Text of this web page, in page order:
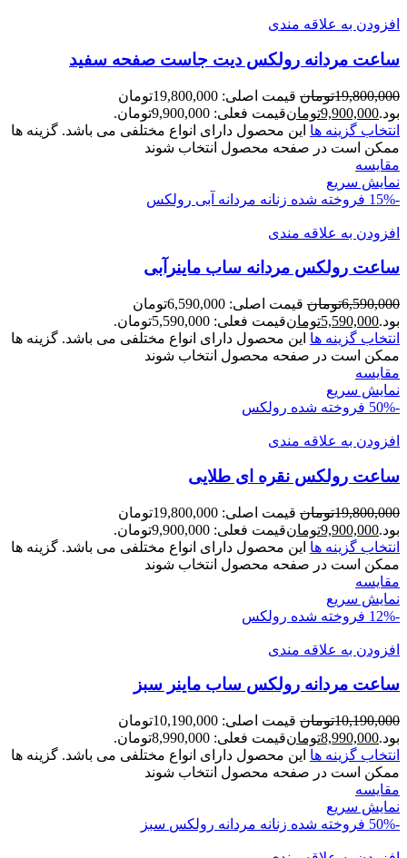
افزودن به علاقه مندی
ساعت مردانه رولکس ديت جاست صفحه سفيد
19,800,000تومان
قیمت اصلی: 19,800,000تومان
بود.9,900,000تومانقیمت فعلی: 9,900,000تومان.
انتخاب گزینه ها این محصول دارای انواع مختلفی می باشد. گزینه ها
ممکن است در صفحه محصول انتخاب شوند
مقايسه
نمایش سریع
-15%
فروخته شده زنانه مردانه آبی رولکس
افزودن به علاقه مندی
ساعت رولکس مردانه ساب ماينرآبی
6,590,000تومان
قیمت اصلی: 6,590,000تومان
بود.5,590,000تومانقیمت فعلی: 5,590,000تومان.
انتخاب گزینه ها این محصول دارای انواع مختلفی می باشد. گزینه ها
ممکن است در صفحه محصول انتخاب شوند
مقايسه
نمایش سریع
-50%
فروخته شده رولکس
افزودن به علاقه مندی
ساعت رولکس نقره ای طلايی
19,800,000تومان
قیمت اصلی: 19,800,000تومان
بود.9,900,000تومانقیمت فعلی: 9,900,000تومان.
انتخاب گزینه ها این محصول دارای انواع مختلفی می باشد. گزینه ها
ممکن است در صفحه محصول انتخاب شوند
مقايسه
نمایش سریع
-12%
فروخته شده رولکس
افزودن به علاقه مندی
ساعت مردانه رولکس ساب ماینر سبز
10,190,000تومان
قیمت اصلی: 10,190,000تومان
بود.8,990,000تومانقیمت فعلی: 8,990,000تومان.
انتخاب گزینه ها این محصول دارای انواع مختلفی می باشد. گزینه ها
ممکن است در صفحه محصول انتخاب شوند
مقايسه
نمایش سریع
-50%
فروخته شده زنانه مردانه رولکس سبز